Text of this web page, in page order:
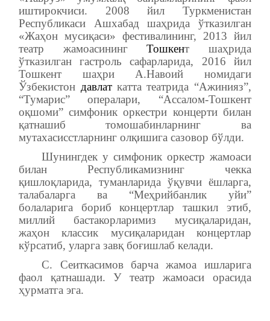
иштирокчиси. 2008 йил Туркменистан
Республикаси Ашхабад шаҳрида ўтказилган
«Жаҳон мусиқаси» фестивалининг, 2013 йил
театр жамоасинингТошкент шаҳрида
ўтказилган гастроль сафарларида, 2016 йил
Тошкент шаҳри А.Навоий номидаги
Ўзбекистон давлаткатта театрида “Ажинияз”,
“Тумарис” опералари, “Ассалом-Тошкент
оқшоми” симфоник оркестри концерти билан
қатнашиб томошабинларнинг ва
мутахасисстларнинг олқишига сазовор бўлди.
Шунингдек у симфоник оркестр жамоаси
билан Республикамизнинг чекка
қишлоқларида, туманларида ўқувчи ёшларга,
талабаларга ва “Меҳрийбанлик уйи”
болаларига бориб концертлар ташкил этиб,
миллий бастакорларимиз мусиқаларидан,
жаҳон классик мусиқаларидан концертлар
кўрсатиб, уларга завқ боғишлаб келади.
С. Сеиткасимов барча жамоа ишларига
фаол қатнашади. У театр жамоаси орасида
ҳурматга эга.